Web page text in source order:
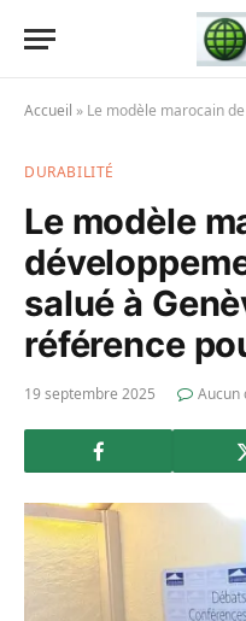
Accueil » Le modèle marocain de
DURABILITÉ
Le modèle
salué à
référence
19 septembre 2025 Aucun